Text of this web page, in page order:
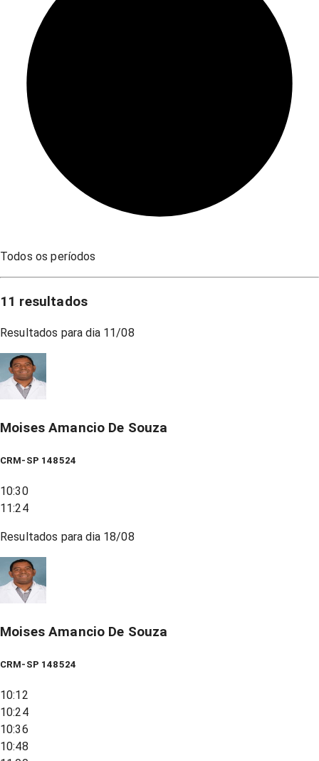
Todos os períodos
11 resultados
Resultados para dia 11/08
Moises Amancio De Souza
CRM-SP 148524
10:30
11:24
Resultados para dia 18/08
Moises Amancio De Souza
CRM-SP 148524
10:12
10:24
10:36
10:48